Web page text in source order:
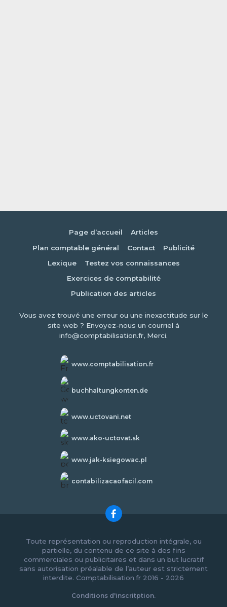
Page d’accueil
Articles
Plan comptable général
Contact
Publicité
Lexique
Testez vos connaissances
Exercices de comptabilité
Publication des articles
Vous avez trouvé une erreur ou une inexactitude sur le
site web ? Envoyez-nous un courriel à
info@comptabilisation.fr, Merci.
www.comptabilisation.fr
buchhaltungkonten.de
www.uctovani.net
www.ako-uctovat.sk
www.jak-ksiegowac.pl
contabilizacaofacil.com
Toute représentation ou reproduction intégrale, ou
partielle, du contenu de ce site à des fins
commerciales ou publicitaires et dans un but lucratif
sans autorisation préalable de l’auteur est strictement
interdite. Comptabilisation.fr 2016 - 2026
Conditions d'inscritption.